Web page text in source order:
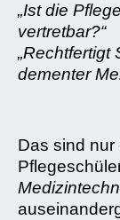
„Ist die
vertretbar?“
„Rechtfertigt
dementer
Das sind